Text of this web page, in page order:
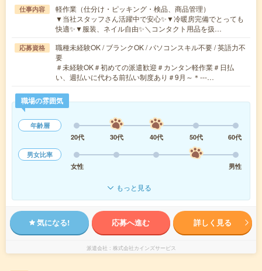
仕事内容
軽作業（仕分け・ピッキング・検品、商品管理）
▼当社スタッフさん活躍中で安心✨▼冷暖房完備でとっても
快適✨▼服装、ネイル自由✨＼コンタクト用品を扱…
応募資格
職種未経験OK / ブランクOK / パソコンスキル不要 / 英語力不
要
＃未経験OK＃初めての派遣歓迎＃カンタン軽作業＃日払
い、週払いに代わる前払い制度あり＃9月～＊‐‐‐…
職場の雰囲気
年齢層
20代
30代 40代 50代
60代
男女比率
女性
男性
もっと見る
気になる! 応募へ進む 詳しく見る
派遣会社 株式会社カインズサービス